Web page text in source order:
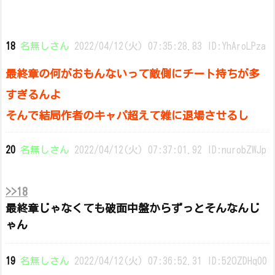
18 名無しさん 2022/04/12(火) 07:35:28.83 ID:YhAroLPza
最終章の何がおもんないって敵側にチート持ちが多
すぎるんよ
そんで結局作者のキャパ超えて雑に退場させるし
20 名無しさん 2022/04/12(火) 07:37:01.92 ID:nurobZWJp
>>18
最終章じゃなくても破面中盤からずっとそんなんじ
ゃん
19 名無しさん 2022/04/12(火) 07:36:52.31 ID:52OZDHq00